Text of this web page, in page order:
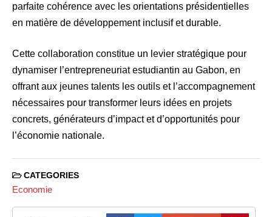
parfaite cohérence avec les orientations présidentielles
en matière de développement inclusif et durable.
Cette collaboration constitue un levier stratégique pour
dynamiser l’entrepreneuriat estudiantin au Gabon, en
offrant aux jeunes talents les outils et l’accompagnement
nécessaires pour transformer leurs idées en projets
concrets, générateurs d’impact et d’opportunités pour
l’économie nationale.
CATEGORIES
Economie